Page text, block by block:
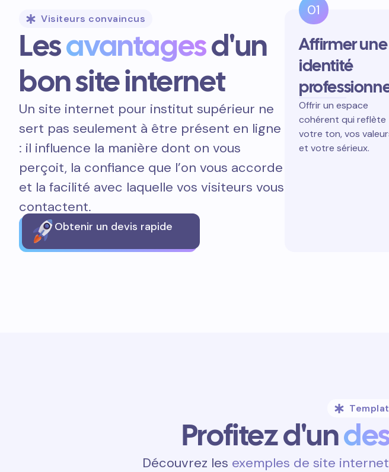
Visiteurs convaincus
Lesavantagesd'un
bon site internet
Un site internet pour institut supérieur ne
sert pas seulement à être présent en ligne
: il influence la manière dont on vous
perçoit, la confiance que l’on vous accorde
et la facilité avec laquelle vos visiteurs vous
contactent.
Obtenir un devis rapide
01
Affirmer une
identité
Offrir un espace
cohérent qui reflète
votre ton, vos
et votre sérieux.
Profitez d'un
Découvrez les exemples de site internet